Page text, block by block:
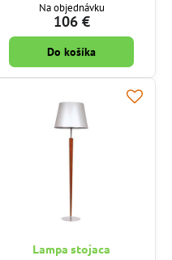
Na objednávku
106 €
Do košíka
Lampa stojaca